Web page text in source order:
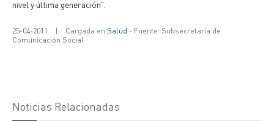
nivel y última generación".
25-04-2011 | Cargada en Salud - Fuente: Subsecretaría de
Comunicación Social
Noticias Relacionadas